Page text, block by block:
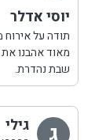
יוסי אדלר
תודה על
מאוד אהבנו
שבת נהדרת.
ג גילי